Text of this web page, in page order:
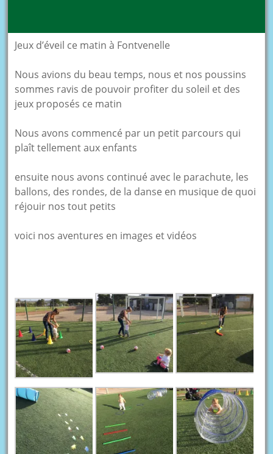
Jeux d’éveil ce matin à Fontvenelle
Nous avions du beau temps, nous et nos poussins
sommes ravis de pouvoir profiter du soleil et des
jeux proposés ce matin
Nous avons commencé par un petit parcours qui
plaît tellement aux enfants
ensuite nous avons continué avec le parachute, les
ballons, des rondes, de la danse en musique de quoi
réjouir nos tout petits
voici nos aventures en images et vidéos